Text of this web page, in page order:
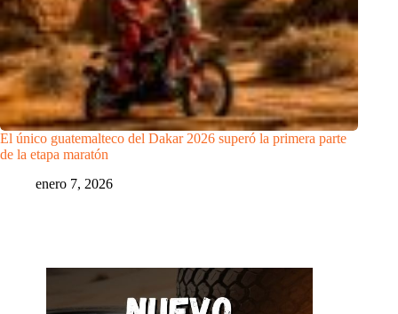
El único guatemalteco del Dakar 2026 superó la primera parte
de la etapa maratón
enero 7, 2026